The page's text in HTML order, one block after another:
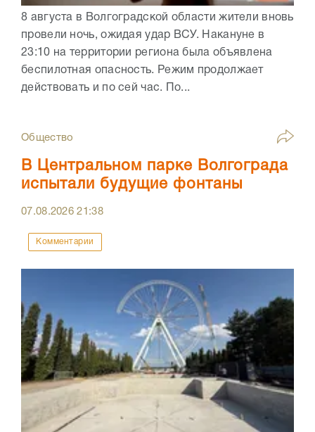
8 августа в Волгоградской области жители вновь
провели ночь, ожидая удар ВСУ. Накануне в
23:10 на территории региона была объявлена
беспилотная опасность. Режим продолжает
действовать и по сей час. По...
Общество
В Центральном парке Волгограда
испытали будущие фонтаны
07.08.202621:38
Комментарии